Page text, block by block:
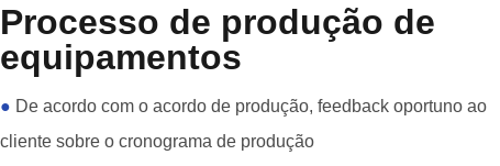
Processo de produção de
equipamentos
● De acordo com o acordo de produção, feedback oportuno ao
cliente sobre o cronograma de produção